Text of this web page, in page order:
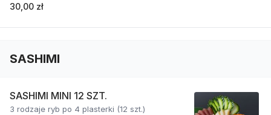
30,00 zł
SASHIMI
SASHIMI MINI 12 SZT.
3 rodzaje ryb po 4 plasterki (12 szt.)